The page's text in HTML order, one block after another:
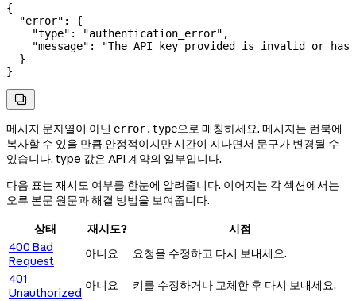
{
  "error"
: {
    "type"
: "authentication_error" ,
    "message"
:
"The API key provided is invalid or has
  }
}

메시지 문자열이 아닌 error.type으로 매칭하세요. 메시지는 런북에
복사할 수 있을 만큼 안정적이지만 시간이 지나면서 문구가 변경될 수
있습니다. type 값은 API 계약의 일부입니다.
다음 표는 재시도 여부를 한눈에 알려줍니다. 이어지는 각 섹션에서는
오류 본문 원문과 해결 방법을 보여줍니다.
상태
재시도?
시점
400 Bad
Request
아니요
요청을 수정하고 다시 보내세요.
401
Unauthorized
아니요
키를 수정하거나 교체한 후 다시 보내세요.